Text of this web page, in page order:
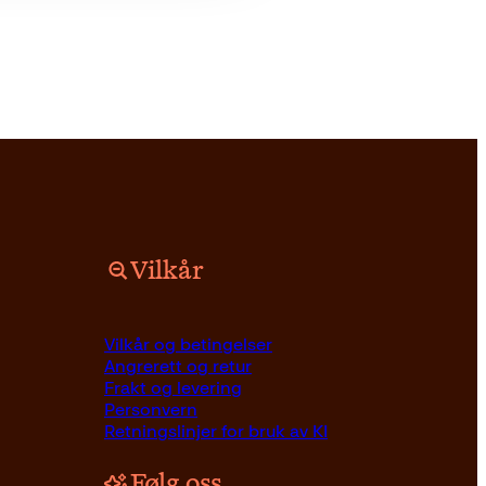
Vilkår
Vilkår og betingelser
Angrerett og retur
Frakt og levering
Personvern
Retningslinjer for bruk av KI